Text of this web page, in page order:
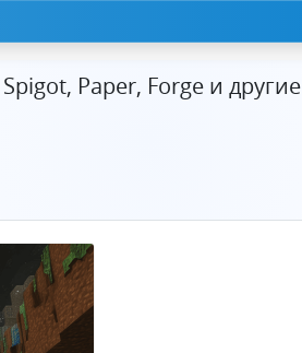
Paper, Forge и другие